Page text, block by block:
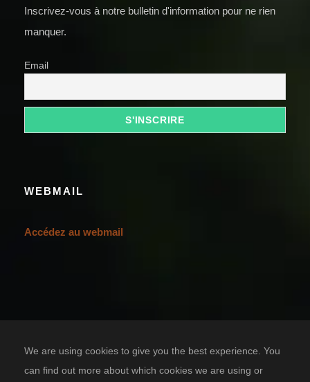
Inscrivez-vous à notre bulletin d'information pour ne rien
manquer.
Email
WEBMAIL
Accédez au webmail
We are using cookies to give you the best experience. You
can find out more about which cookies we are using or